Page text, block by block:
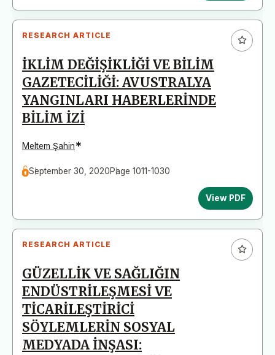
RESEARCH ARTICLE
İKLİM DEĞİŞİKLİĞİ VE BİLİM
GAZETECİLİĞİ: AVUSTRALYA
YANGINLARI HABERLERİNDE
BİLİM İZİ
Meltem Şahin*
September 30, 2020Page 1011-1030
View PDF
RESEARCH ARTICLE
GÜZELLİK VE SAĞLIĞIN
ENDÜSTRİLEŞMESİ VE
TİCARİLEŞTİRİCİ
SÖYLEMLERİN SOSYAL
MEDYADA İNŞASI: